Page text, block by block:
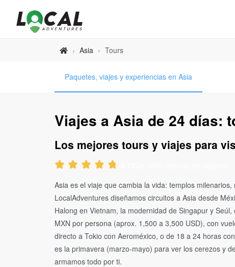
› Asia › Tours
Paquetes, viajes y experiencias en Asia
Viajes a Asia de 24 días:
Los mejores tours y viajes para
Asia es el viaje que cambia la vida: templos
LocalAdventures diseñamos circuitos a Asia desde
Halong en Vietnam, la modernidad de Singapur y
MXN por persona (aprox. 1,500 a 3,500 USD), con
directo a Tokio con Aeroméxico, o de 18 a 24 horas
es la primavera (marzo-mayo) para ver los cerezos y
armamos todo por ti.